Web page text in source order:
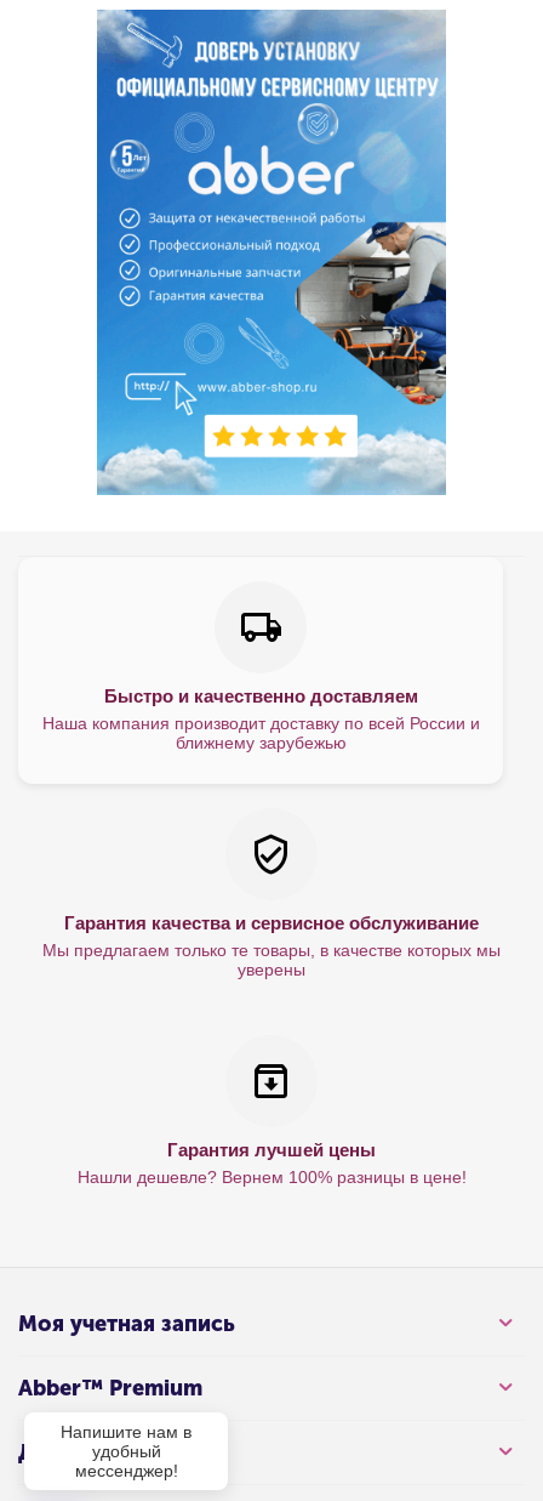
Быстро и качественно доставляем
Наша компания производит доставку по всей России и
ближнему зарубежью
Гарантия качества и сервисное обслуживание
Мы предлагаем только те товары, в качестве которых мы
уверены
Гарантия лучшей цены
Нашли дешевле? Вернем 100% разницы в цене!
Моя учетная запись
Abber™ Premium
Для клиента
Напишите нам в
удобный
мессенджер!